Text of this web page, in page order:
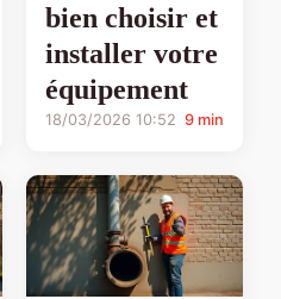
bien choisir et
installer votre
équipement
18/03/2026 10:52 9 min